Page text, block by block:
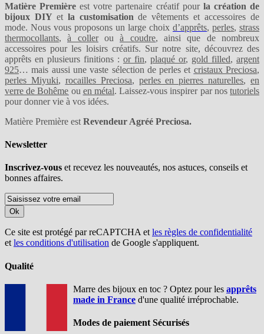
Matière Première est votre partenaire créatif pourla création de
bijoux DIY etla customisation de vêtements et accessoires de
mode. Nous vous proposons un large choix d’apprêts, perles, strass
thermocollants,à collerouà coudre, ainsi que de nombreux
accessoires pour les loisirs créatifs. Sur notre site, découvrez des
apprêts en plusieurs finitions : or fin, plaqué or, gold filled, argent
925… mais aussi une vaste sélection de perles et cristaux Preciosa,
perles Miyuki, rocailles Preciosa, perles en pierres naturelles, en
verre de Bohême ou en métal. Laissez-vous inspirer par nostutoriels
pour donner vie à vos idées.
Matière Première est Revendeur Agréé Preciosa.
Newsletter
Inscrivez-vous et recevez les nouveautés, nos astuces, conseils et
bonnes affaires.
Ok
Ce site est protégé par reCAPTCHA etles règles de confidentialité
etles conditions d'utilisation de Google s'appliquent.
Qualité
Marre des bijoux en toc ? Optez pour les apprêts
made in France d'une qualité irréprochable.
Modes de paiement Sécurisés